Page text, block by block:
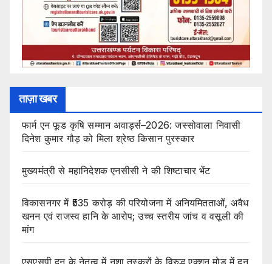
ताज़ा खबर
फार्म एन फूड कृषि सम्मान अवार्ड्स–2026: जस्सोवाला निवासी
दिनेश कुमार गौड़ को मिला श्रेष्ठ किसान पुरस्कार
मुख्यमंत्री से महानिदेशक एनसीसी ने की शिष्टाचार भेंट
विकासनगर में ₹535 करोड़ की परियोजना में अनियमितताओं, अवैध
खनन एवं राजस्व हानि के आरोप; उच्च स्तरीय जांच व वसूली की
मांग
एसएसपी दून के नेतृत्व में नशा तस्करों के विरुद्ध एक्शन मोड में दून